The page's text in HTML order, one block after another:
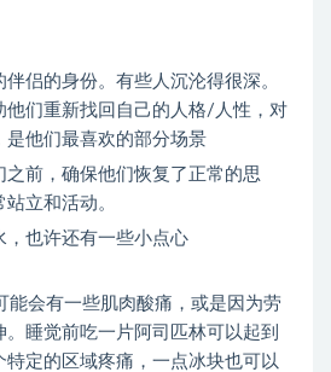
侣的身份。有些人沉沦得很深。
他们重新找回自己的人格/人性，对
是他们最喜欢的部分场景
之前，确保他们恢复了正常的思
立和活动。
，也许还有一些小点心
能会有一些肌肉酸痛，或是因为劳
。睡觉前吃一片阿司匹林可以起到
特定的区域疼痛，一点冰块也可以